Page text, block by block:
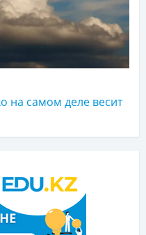
на самом деле весит